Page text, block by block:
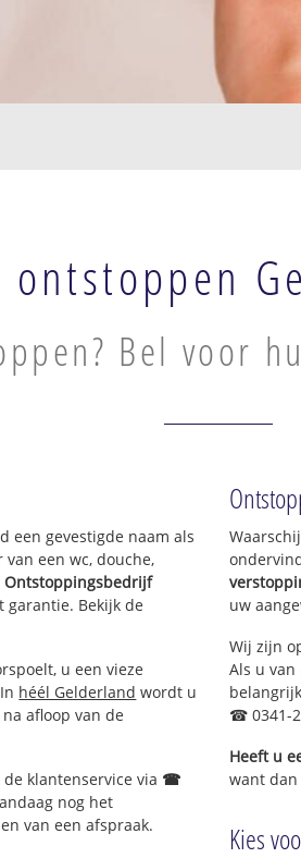
ontstoppen
Bel voor
een gevestigde naam als
een wc, douche,
Ontstoppingsbedrijf
garantie. Bekijk de
u een vieze
héél Gelderland wordt u
afloop van de
de klantenservice via ☎
nog het
van een afspraak.
uw
Wij zijn
Als u
☎ 0341-
Heeft u
want
Kies